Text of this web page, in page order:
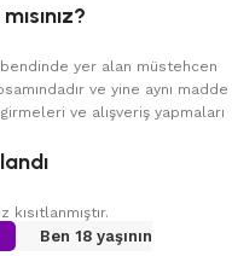
yer alan müstehcen
ve yine aynı madde
ve alışveriş yapmaları
kısıtlanmıştır.
Ben 18 yaşının